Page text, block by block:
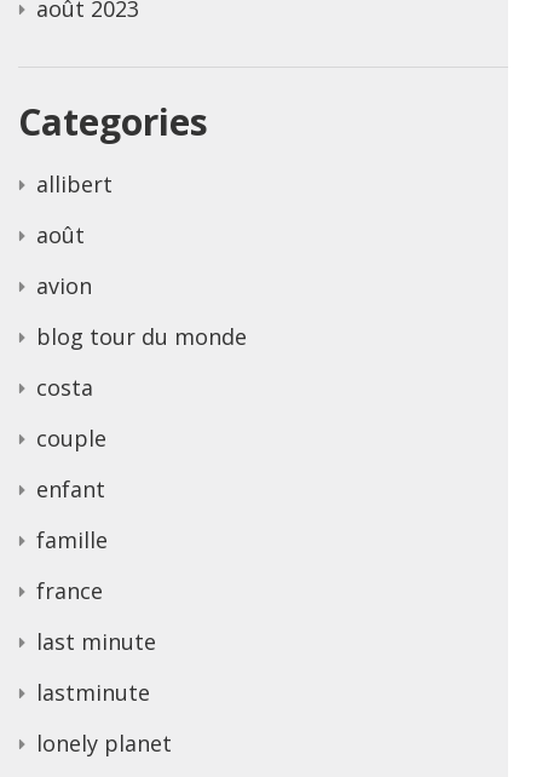
août 2023
Categories
allibert
août
avion
blog tour du monde
costa
couple
enfant
famille
france
last minute
lastminute
lonely planet